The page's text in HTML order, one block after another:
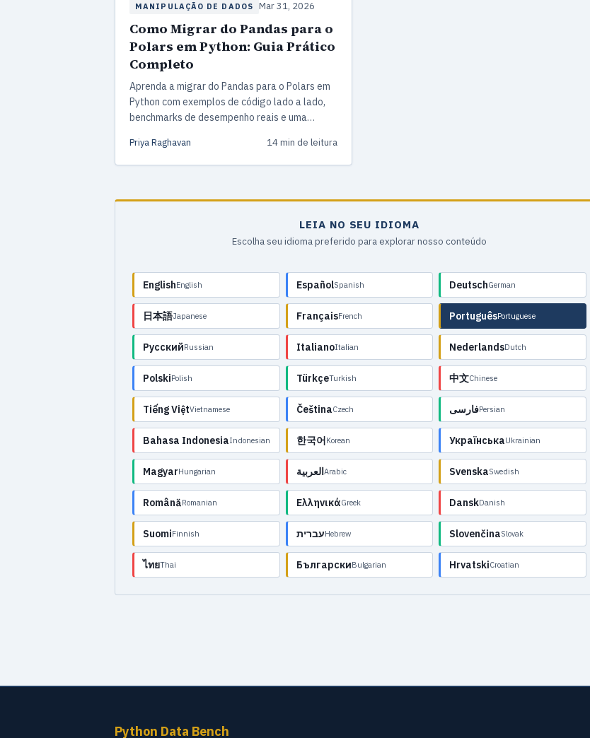
MANIPULAÇÃO DE DADOS Mar 31, 2026
Como Migrar do Pandas para o
Polars em Python: Guia Prático
Completo
Aprenda a migrar do Pandas para o Polars em
Python com exemplos de código lado a lado,
benchmarks de desempenho reais e uma
na prática.
Priya Raghavan 14 min de leitura
LEIA NO SEU IDIOMA
Escolha seu idioma preferido para explorar nosso conteúdo
EnglishEnglish EspañolSpanish DeutschGerman
日本語Japanese FrançaisFrench PortuguêsPortuguese
РусскийRussian ItalianoItalian NederlandsDutch
PolskiPolish TürkçeTurkish 中文Chinese
Tiếng ViệtVietnamese ČeštinaCzech فارسیPersian
Bahasa IndonesiaIndonesian 한국어 Korean УкраїнськаUkrainian
MagyarHungarian العربية Arabic SvenskaSwedish
RomânăRomanian ΕλληνικάGreek DanskDanish
SuomiFinnish עבריתHebrew SlovenčinaSlovak
ไทยThai БългарскиBulgarian HrvatskiCroatian
Python Data Bench